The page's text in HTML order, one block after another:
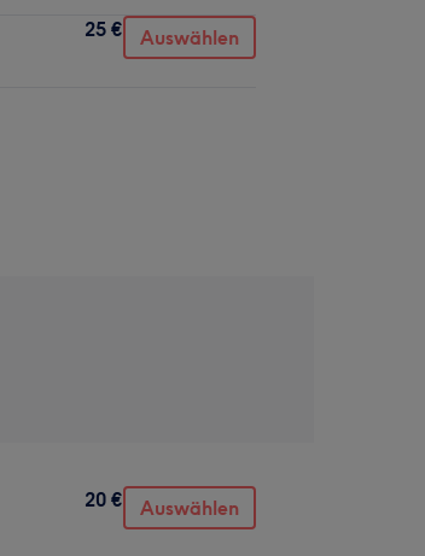
25 € Auswählen
20 € Auswählen